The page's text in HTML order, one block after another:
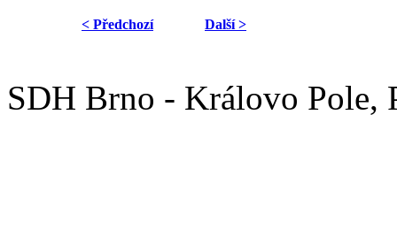
< Předchozí Další >
SDH Brno - Královo Pole,